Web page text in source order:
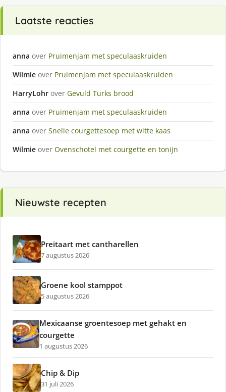
Laatste reacties
anna over Pruimenjam met speculaaskruiden
Wilmie over Pruimenjam met speculaaskruiden
HarryLohr over Gevuld Turks brood
anna over Pruimenjam met speculaaskruiden
anna over Snelle courgettesoep met witte kaas
Wilmie over Ovenschotel met courgette en tonijn
Nieuwste recepten
Preitaart met cantharellen
7 augustus 2026
Groene kool stamppot
5 augustus 2026
Mexicaanse groentesoep met gehakt en
courgette
1 augustus 2026
Chip & Dip
31 juli 2026